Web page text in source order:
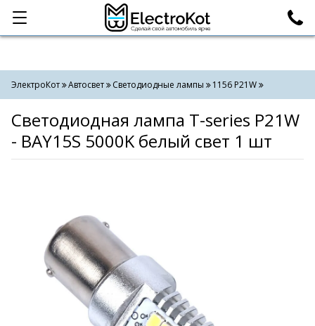
Категории Поиск
ЭлектроКот Автосвет Светодиодные лампы 1156 P21W
Светодиодная лампа T-series P21W
- BAY15S 5000K белый свет 1 шт